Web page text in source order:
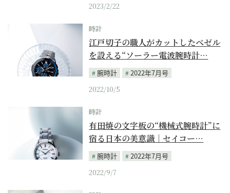
2023/2/22
時計
江戸切子の職人がカットしたベゼル
を設える“ソーラー電波腕時計…
腕時計
2022年7月号
2022/10/5
時計
有田焼の文字板の“機械式腕時計”に
宿る日本の美意識｜セイコー…
腕時計
2022年7月号
2022/9/7